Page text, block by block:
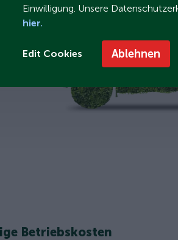
Betriebskosten
Einwilligung. Unsere
hier.
Edit Cookies Ablehnen